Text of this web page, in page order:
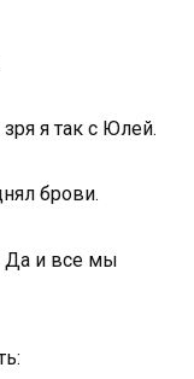
я так с Юлей.
брови.
Да и все мы